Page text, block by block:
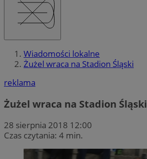
Wiadomości lokalne
Żużel wraca na Stadion Śląski
reklama
Żużel wraca na Stadion Śląski
28 sierpnia 2018 12:00
Czas czytania: 4 min.